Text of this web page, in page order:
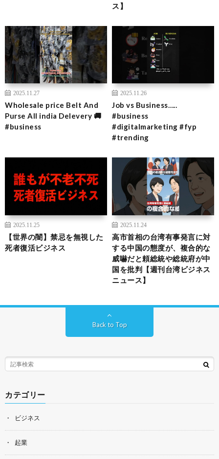
ス】
2025.11.27
Wholesale price Belt And
Purse All india Delevery 🚚
#business
2025.11.26
Job vs Business…..
#business
#digitalmarketing #fyp
#trending
2025.11.25
【世界の闇】禁忌を無視した
死者復活ビジネス
2025.11.24
高市首相の台湾有事発言に対
する中国の態度が、複合的な
威嚇だと頼総統や総統府が中
国を批判【週刊台湾ビジネス
ニュース】
Back to Top
カテゴリー
ビジネス
起業